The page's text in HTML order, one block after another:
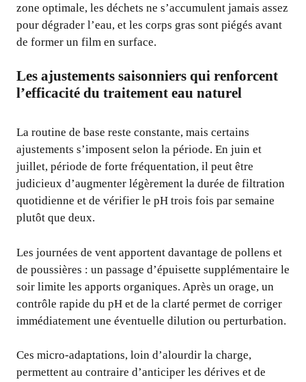
zone optimale, les déchets ne s’accumulent jamais assez
pour dégrader l’eau, et les corps gras sont piégés avant
de former un film en surface.
Les ajustements saisonniers qui renforcent
l’efficacité du traitement eau naturel
La routine de base reste constante, mais certains
ajustements s’imposent selon la période. En juin et
juillet, période de forte fréquentation, il peut être
judicieux d’augmenter légèrement la durée de filtration
quotidienne et de vérifier le pH trois fois par semaine
plutôt que deux.
Les journées de vent apportent davantage de pollens et
de poussières : un passage d’épuisette supplémentaire le
soir limite les apports organiques. Après un orage, un
contrôle rapide du pH et de la clarté permet de corriger
immédiatement une éventuelle dilution ou perturbation.
Ces micro-adaptations, loin d’alourdir la charge,
permettent au contraire d’anticiper les dérives et de